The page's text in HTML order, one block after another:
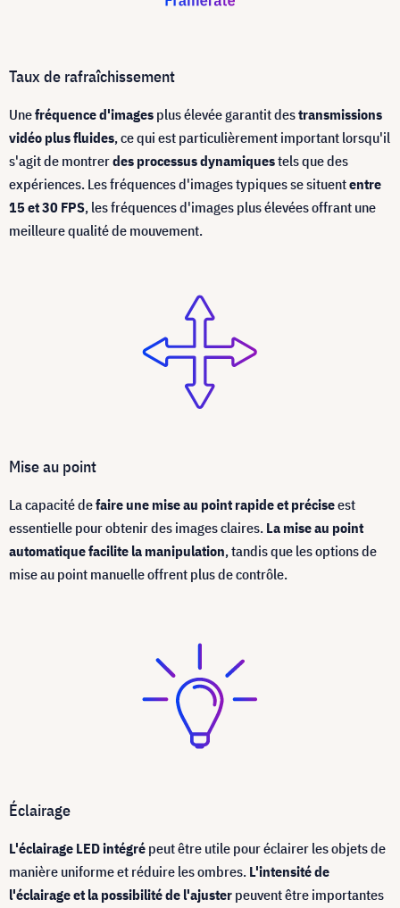
Taux de rafraîchissement
Unefréquence d'images plus élevée garantit destransmissions
vidéo plus fluides, ce qui est particulièrement important lorsqu'il
s'agit de montrerdes processus dynamiquestels que des
expériences. Les fréquences d'images typiques se situententre
15 et 30 FPS, les fréquences d'images plus élevées offrant une
meilleure qualité de mouvement.
Mise au point
La capacité defaire une mise au point rapide et préciseest
essentielle pour obtenir des images claires. La mise au point
automatique facilite la manipulation, tandis que les options de
mise au point manuelle offrent plus de contrôle.
Éclairage
L'éclairage LED intégré peut être utile pour éclairer les objets de
manière uniforme et réduire les ombres. L'intensité de
l'éclairage et la possibilité de l'ajuster peuvent être importantes